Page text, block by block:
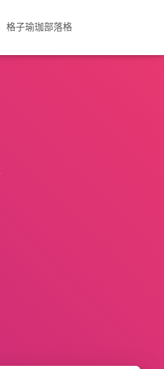
格子瑜珈部落格